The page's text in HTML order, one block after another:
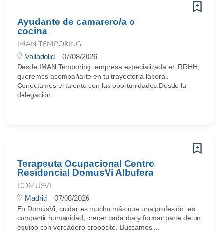
Ayudante de camarero/a o
cocina
IMAN TEMPORING
Valladolid 07/08/2026
Desde IMAN Temporing, empresa especializada en RRHH,
queremos acompañarte en tu trayectoria laboral.
Conectamos el talento con las oportunidades.Desde la
delegación ...
Terapeuta Ocupacional Centro
Residencial DomusVi Albufera
DOMUSVI
Madrid 07/08/2026
En DomusVi, cuidar es mucho más que una profesión: es
compartir humanidad, crecer cada día y formar parte de un
equipo con verdadero propósito. Buscamos ...